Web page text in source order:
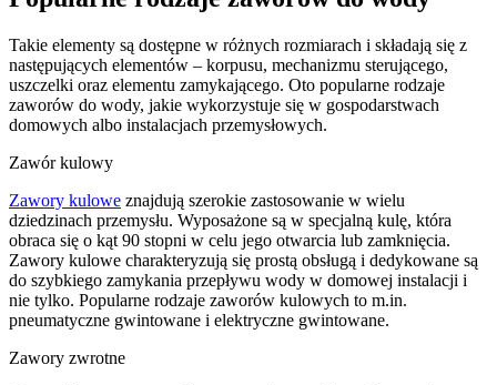
Takie elementy są dostępne w różnych rozmiarach i składają się z
następujących elementów – korpusu, mechanizmu sterującego,
uszczelki oraz elementu zamykającego. Oto popularne rodzaje
zaworów do wody, jakie wykorzystuje się w gospodarstwach
domowych albo instalacjach przemysłowych.
Zawór kulowy
Zawory kulowe znajdują szerokie zastosowanie w wielu
dziedzinach przemysłu. Wyposażone są w specjalną kulę, która
obraca się o kąt 90 stopni w celu jego otwarcia lub zamknięcia.
Zawory kulowe charakteryzują się prostą obsługą i dedykowane są
do szybkiego zamykania przepływu wody w domowej instalacji i
nie tylko. Popularne rodzaje zaworów kulowych to m.in.
pneumatyczne gwintowane i elektryczne gwintowane.
Zawory zwrotne